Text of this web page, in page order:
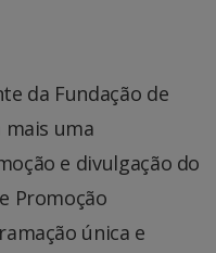
da Fundação de
uma
e divulgação do
Promoção
única e